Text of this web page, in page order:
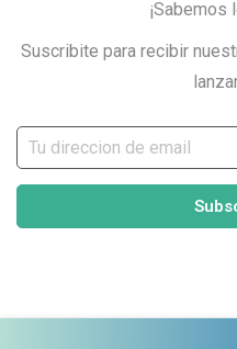
¡Sabemos
Suscribite para recibir